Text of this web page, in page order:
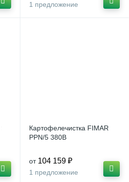
1 предложение
Картофелечистка FIMAR
PPN/5 380В
от 104 159 ₽
1 предложение